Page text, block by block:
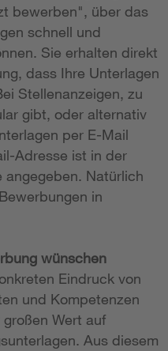
bewerben", über das
schnell und
Sie erhalten direkt
dass Ihre Unterlagen
Stellenanzeigen, zu
gibt, oder alternativ
per E-Mail
Adresse ist in der
angegeben. Natürlich
in
wünschen
Eindruck von
und Kompetenzen
Wert auf
Aus diesem